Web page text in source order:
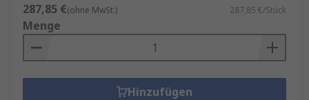
287,85 €(ohne MwSt.) 287,85 €/Stück
Menge
Hinzufügen